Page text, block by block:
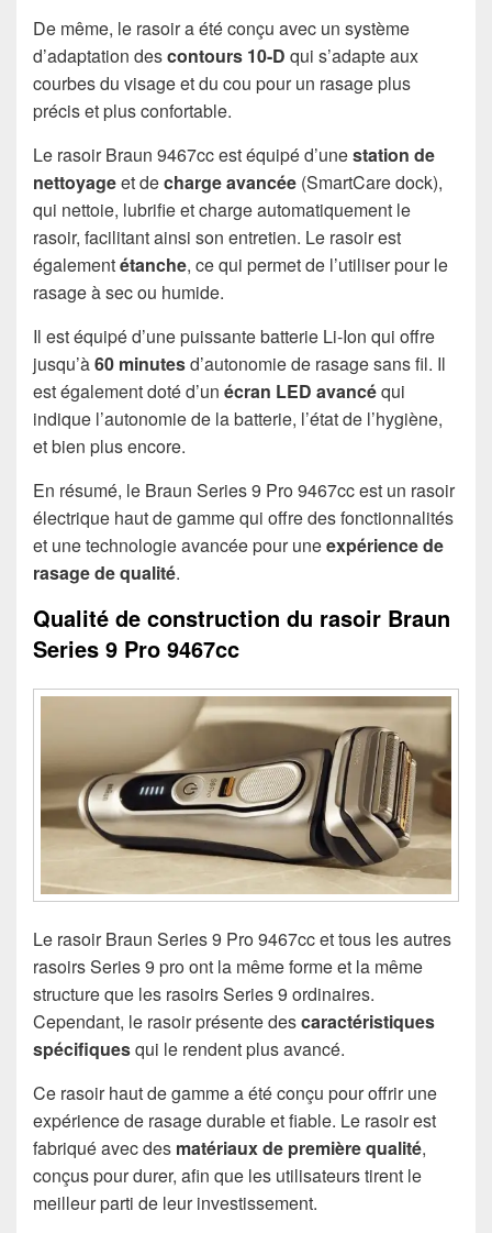
De même, le rasoir a été conçu avec un système
d’adaptation descontours 10-D qui s’adapte aux
courbes du visage et du cou pour un rasage plus
précis et plus confortable.
Le rasoir Braun 9467cc est équipé d’unestation de
nettoyageet decharge avancée (SmartCare dock),
qui nettoie, lubrifie et charge automatiquement le
rasoir, facilitant ainsi son entretien. Le rasoir est
égalementétanche, ce qui permet de l’utiliser pour le
rasage à sec ou humide.
Il est équipé d’une puissante batterie Li-Ion qui offre
jusqu’à60 minutesd’autonomie de rasage sans fil. Il
est également doté d’un écran LED avancéqui
indique l’autonomie de la batterie, l’état de l’hygiène,
et bien plus encore.
En résumé, le Braun Series 9 Pro 9467cc est un rasoir
électrique haut de gamme qui offre des fonctionnalités
et une technologie avancée pour uneexpérience de
rasage de qualité.
Qualité de construction du rasoir Braun
Series 9 Pro 9467cc
Le rasoir Braun Series 9 Pro 9467cc et tous les autres
rasoirs Series 9 pro ont la même forme et la même
structure que les rasoirs Series 9 ordinaires.
Cependant, le rasoir présente descaractéristiques
spécifiquesqui le rendent plus avancé.
Ce rasoir haut de gamme a été conçu pour offrir une
expérience de rasage durable et fiable. Le rasoir est
fabriqué avec des matériaux de première qualité,
conçus pour durer, afin que les utilisateurs tirent le
meilleur parti de leur investissement.